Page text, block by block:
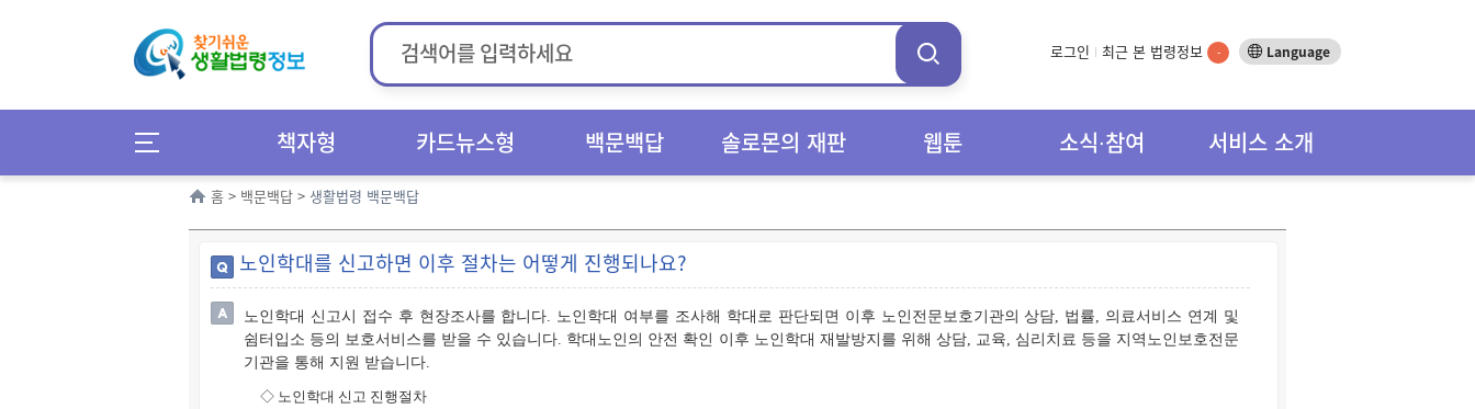
로그인 최근 본 법령정보 - Language
책자형 카드뉴스형 백문백답 솔로몬의 재판 웹툰 소식∙참여 서비스 소개
홈 > 백문백답 > 생활법령 백문백답
노인학대를 신고하면 이후 절차는 어떻게 진행되나요?
노인학대 신고시 접수 후 현장조사를 합니다. 노인학대 여부를 조사해 학대로 판단되면 이후 노인전문보호기관의 상담, 법률, 의료서비스 연계 및
쉼터입소 등의 보호서비스를 받을 수 있습니다. 학대노인의 안전 확인 이후 노인학대 재발방지를 위해 상담, 교육, 심리치료 등을 지역노인보호전문
기관을 통해 지원 받습니다.
◇ 노인학대 신고 진행절차